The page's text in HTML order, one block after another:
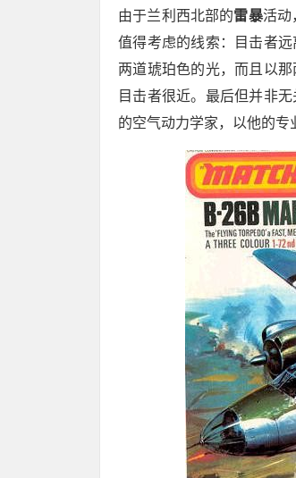
由于兰利西北部的雷暴活动
值得考虑的线索：目击者
两道琥珀色的光，而且以
目击者很近。最后但并非
的空气动力学家，以他的专